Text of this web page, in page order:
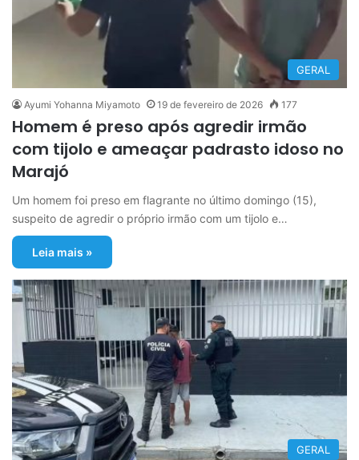
GERAL
Ayumi Yohanna Miyamoto 19 de fevereiro de 2026 177
Homem é preso após agredir irmão
com tijolo e ameaçar padrasto idoso no
Marajó
Um homem foi preso em flagrante no último domingo (15),
suspeito de agredir o próprio irmão com um tijolo e…
Leia mais »
GERAL